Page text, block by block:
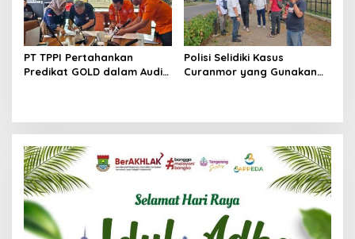
PT TPPI Pertahankan
Predikat GOLD dalam Audit
Polisi Selidiki Kasus
Curanmor yang Gunakan